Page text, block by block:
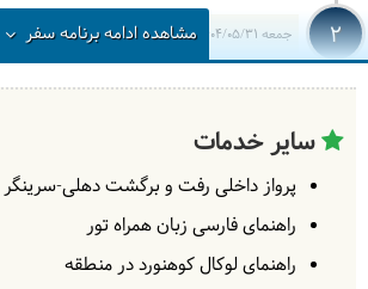
2 جمعه August 22, 2025 | 1404/05/31
برای رفتن به کشمیر به فرودگاه
خواهیم رفت، پس از آن با
ییلاقی آرو می‌رویم و با یک پیاده
محل کمپ در دشت آرو خواهیم
حدود 1 ساعت کوهپیمایی در شیب متوسط
مشاهدهادامهبرنامه سفر
سایر خدمات
پرواز داخلی رفت و برگشت دهلی-سرینگر
راهنمای فارسی زبان همراه تور
راهنمای لوکال کوهنورد در منطقه